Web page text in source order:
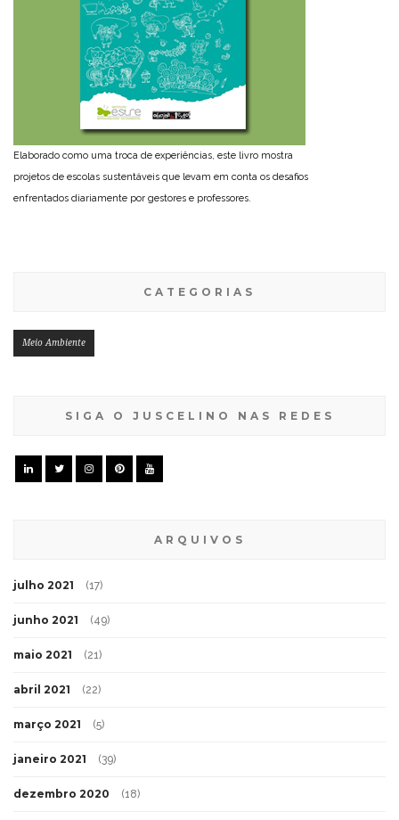
Elaborado como uma troca de experiências, este livro mostra
projetos de escolas sustentáveis que levam em conta os desafios
enfrentados diariamente por gestores e professores.
CATEGORIAS
Meio Ambiente
SIGA O JUSCELINO NAS REDES
ARQUIVOS
julho 2021 (17)
junho 2021 (49)
maio 2021 (21)
abril 2021 (22)
março 2021 (5)
janeiro 2021 (39)
dezembro 2020 (18)